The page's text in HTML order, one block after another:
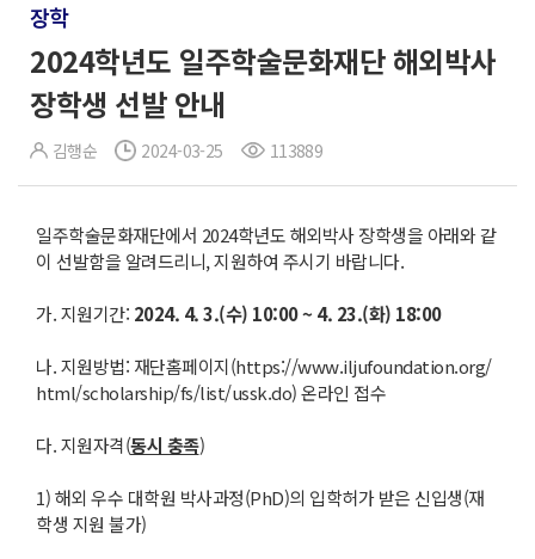
장학
2024학년도 일주학술문화재단 해외박사
장학생 선발 안내
김행순 2024-03-25 113889
일주학술문화재단에서 2024학년도 해외박사 장학생을 아래와 같
이 선발함을 알려드리니, 지원하여 주시기 바랍니다.
가. 지원기간: 2024. 4. 3.(수) 10:00 ~ 4. 23.(화) 18:00
나. 지원방법: 재단홈페이지(https://www.iljufoundation.org/
html/scholarship/fs/list/ussk.do) 온라인 접수
다. 지원자격(동시 충족)
1) 해외 우수 대학원 박사과정(PhD)의 입학허가 받은 신입생(재
학생 지원 불가)